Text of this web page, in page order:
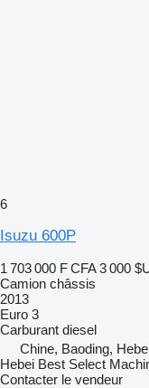
6
Isuzu 600P
1 703 000 F CFA 3 000
Camion châssis
2013
Euro 3
Carburant diesel
Chine, Baoding,
Hebei Best Select
Contacter le vendeur